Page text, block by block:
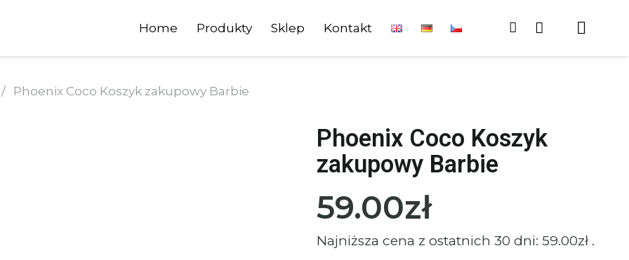
Home Produkty Sklep Kontakt
/ Phoenix Coco Koszyk zakupowy Barbie
Phoenix Coco Koszyk
zakupowy Barbie
59.00zł
Najniższa cena z ostatnich 30 dni:59.00zł .